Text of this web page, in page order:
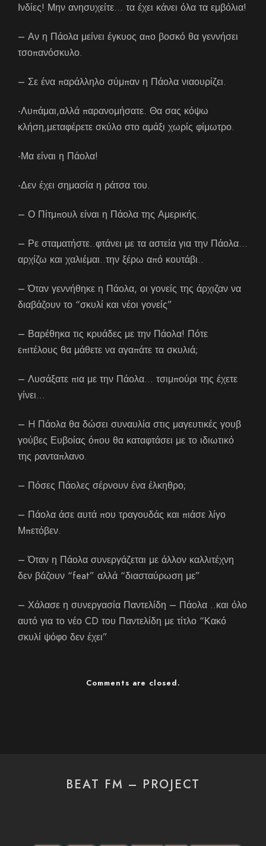
Ινδίες! Μην ανησυχείτε… τα έχει κάνει όλα τα εμβόλια!
– Αν η Πάολα μείνει έγκυος απο βοσκό θα γεννήσει
τσοπανόσκυλο.
– Σε ένα παράλληλο σύμπαν η Πάολα νιαουρίζει.
-Λυπάμαι,αλλά παρανομήσατε. Θα σας κόψω
κλήση,μεταφέρετε σκύλο στο αμάξι χωρίς φίμωτρο.
-Μα είναι η Πάολα!
-Δεν έχει σημασία η ράτσα του.
– Ο Πίτμπουλ είναι η Πάολα της Αμερικής.
– Ρε σταματήστε..φτάνει με τα αστεία για την Πάολα…
αρχίζω και χαλιέμαι..την ξέρω από κουτάβι..
– Όταν γεννήθηκε η Πάολα, οι γονείς της άρχιζαν να
διαβάζουν το “σκυλί και νέοι γονείς”
– Βαρέθηκα τις κρυάδες με την Πάολα! Πότε
επιτέλους θα μάθετε να αγαπάτε τα σκυλιά;
– Λυσάξατε πια με την Πάολα… τσιμπούρι της έχετε
γίνει…
– H Πάολα θα δώσει συναυλία στις μαγευτικές γουβ
γούβες Ευβοίας όπου θα καταφτάσει με το ιδιωτικό
της ρανταπλανο.
– Πόσες Πάολες σέρνουν ένα έλκηθρο;
– Πάολα άσε αυτά που τραγουδάς και πιάσε λίγο
Μπετόβεν.
– Όταν η Πάολα συνεργάζεται με άλλον καλλιτέχνη
δεν βάζουν “feat” αλλά “διασταύρωση με”
– Χάλασε η συνεργασία Παντελίδη – Πάολα ..και όλο
αυτό για το νέο CD του Παντελίδη με τίτλο “Κακό
σκυλί ψόφο δεν έχει”
Comments are closed.
BEAT FM – PROJECT